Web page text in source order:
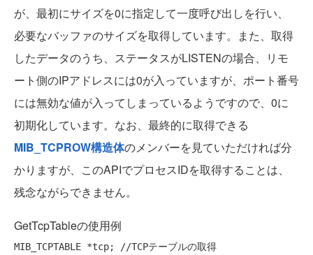
が、最初にサイズを0に指定して一度呼び出しを行い、
必要なバッファのサイズを取得しています。また、取得
したデータのうち、ステータスがLISTENの場合、リモ
ート側のIPアドレスには0が入っていますが、ポート番号
には無効な値が入ってしまっているようですので、0に
初期化しています。なお、最終的に取得できる
MIB_TCPROW構造体のメンバーを見ていただければ分
かりますが、このAPIでプロセスIDを取得することは、
残念ながらできません。
GetTcpTableの使用例
MIB_TCPTABLE *tcp; //TCPテーブルの取得